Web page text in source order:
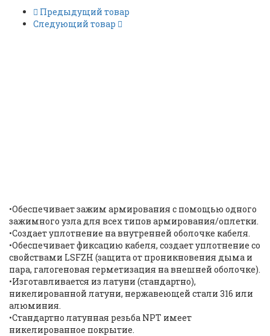
Предыдущий товар
Следующий товар
•Обеспечивает зажим армирования с помощью одного
зажимного узла для всех типов армирования/оплетки.
•Создает уплотнение на внутренней оболочке кабеля.
•Обеспечивает фиксацию кабеля, создает уплотнение со
свойствами LSFZH (защита от проникновения дыма и
пара, галогеновая герметизация на внешней оболочке).
•Изготавливается из латуни (стандартно),
никелированной латуни, нержавеющей стали 316 или
алюминия.
•Стандартно латунная резьба NPT имеет
никелированное покрытие.